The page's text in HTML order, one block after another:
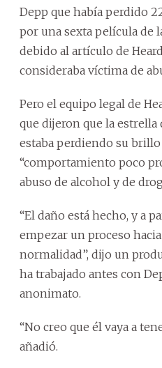
Depp que había perdido
por una sexta película de
debido al artículo de
consideraba víctima de
Pero el equipo legal de
que dijeron que la estrella
estaba perdiendo su
“comportamiento poco
abuso de alcohol y de
“El daño está hecho, y a
empezar un proceso
normalidad”, dijo un
ha trabajado antes con
anonimato.
“No creo que él vaya a
añadió.